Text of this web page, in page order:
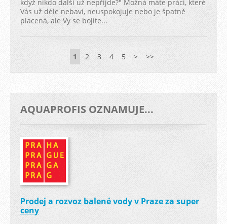
když nikdo další už nepřijde?" Možná máte práci, které
Vás už déle nebaví, neuspokojuje nebo je špatně
placená, ale Vy se bojíte...
1 2 3 4 5 > >>
AQUAPROFIS OZNAMUJE...
Prodej a rozvoz balené vody v Praze za super
ceny